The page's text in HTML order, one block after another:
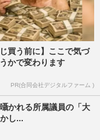
じ買う前に】ここで気づ
かで変わります
PR(合同会社デジタルファーム )
かれる所属議員の「大
し...